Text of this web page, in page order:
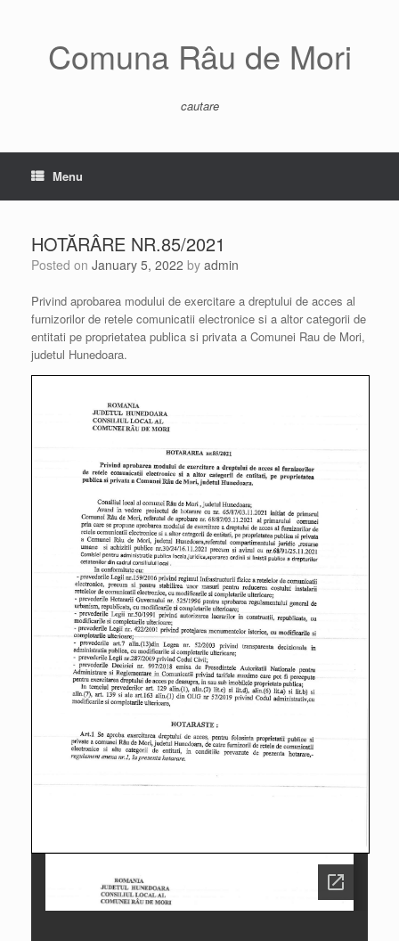
Comuna Râu de Mori
cautare
Menu
HOTĂRÂRE NR.85/2021
Posted on January 5, 2022 by admin
Privind aprobarea modului de exercitare a dreptului de acces al
furnizorilor de retele comunicatii electronice si a altor categorii de
entitati pe proprietatea publica si privata a Comunei Rau de Mori,
judetul Hunedoara.